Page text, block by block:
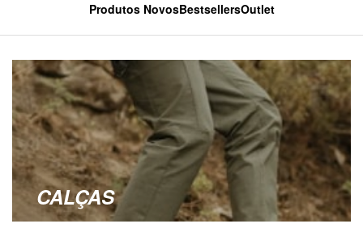
Produtos NovosBestsellersOutlet
CALÇAS